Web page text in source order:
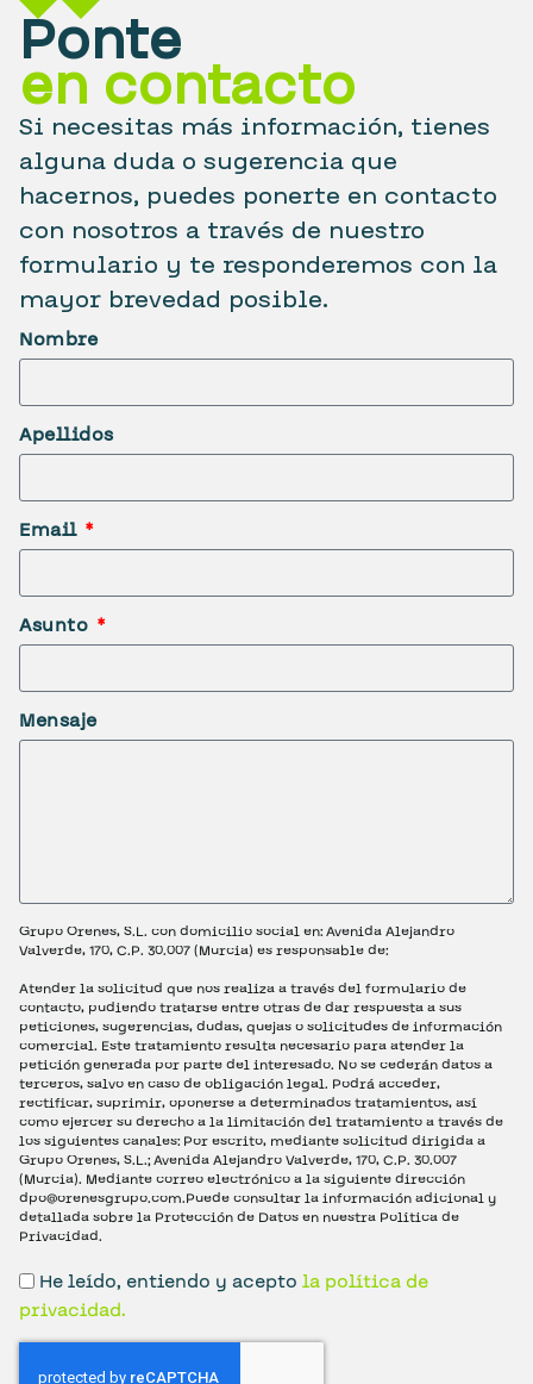
Ponte
en contacto
Si necesitas más información, tienes
alguna duda o sugerencia que
hacernos, puedes ponerte en contacto
con nosotros a través de nuestro
formulario y te responderemos con la
mayor brevedad posible.
Nombre
Apellidos
Email
Asunto
Mensaje
Grupo Orenes, S.L. con domicilio social en: Avenida Alejandro
Valverde, 170, C.P. 30.007 (Murcia) es responsable de:
Atender la solicitud que nos realiza a través del formulario de
contacto, pudiendo tratarse entre otras de dar respuesta a sus
peticiones, sugerencias, dudas, quejas o solicitudes de información
comercial. Este tratamiento resulta necesario para atender la
petición generada por parte del interesado. No se cederán datos a
terceros, salvo en caso de obligación legal. Podrá acceder,
rectificar, suprimir, oponerse a determinados tratamientos, así
como ejercer su derecho a la limitación del tratamiento a través de
los siguientes canales: Por escrito, mediante solicitud dirigida a
Grupo Orenes, S.L.; Avenida Alejandro Valverde, 170, C.P. 30.007
(Murcia). Mediante correo electrónico a la siguiente dirección
dpo@orenesgrupo.com.Puede consultar la información adicional y
detallada sobre la Protección de Datos en nuestra Política de
Privacidad.
He leído, entiendo y acepto la política de
privacidad.